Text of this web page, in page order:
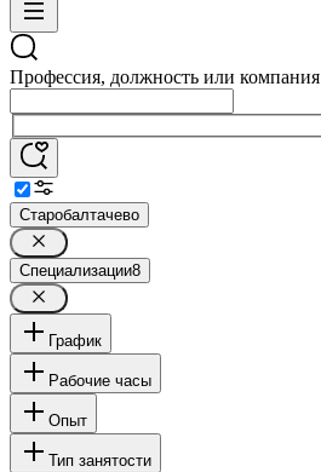
Профессия, должность или компания
Старобалтачево
Специализации8
График
Рабочие часы
Опыт
Тип занятости